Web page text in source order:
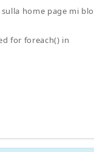
home page mi
for foreach() in